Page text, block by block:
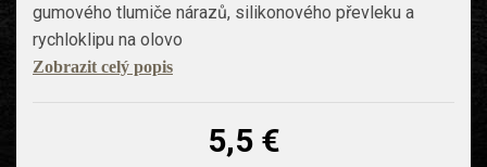
gumového tlumiče nárazů, silikonového převleku a
rychloklipu na olovo
Zobrazit celý popis
5,5 €